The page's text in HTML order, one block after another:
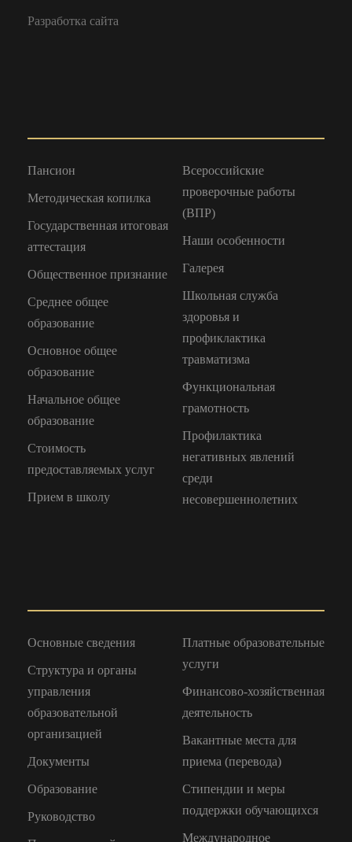
Разработка сайта
Пансион
Методическая копилка
Государственная итоговая
аттестация
Общественное признание
Среднее общее
образование
Основное общее
образование
Начальное общее
образование
Стоимость
предоставляемых услуг
Прием в школу
Всероссийские
проверочные работы
(ВПР)
Наши особенности
Галерея
Школьная служба
здоровья и
профиклактика
травматизма
Функциональная
грамотность
Профилактика
негативных явлений
среди
несовершеннолетних
Основные сведения
Структура и органы
управления
образовательной
организацией
Документы
Образование
Руководство
Платные образовательные
услуги
Финансово-хозяйственная
деятельность
Вакантные места для
приема (перевода)
Стипендии и меры
поддержки обучающихся
Международное